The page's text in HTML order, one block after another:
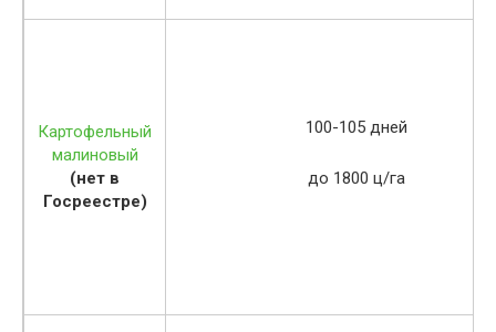
Картофельный
малиновый
(нет в
Госреестре)
100-105 дней
до 1800 ц/га